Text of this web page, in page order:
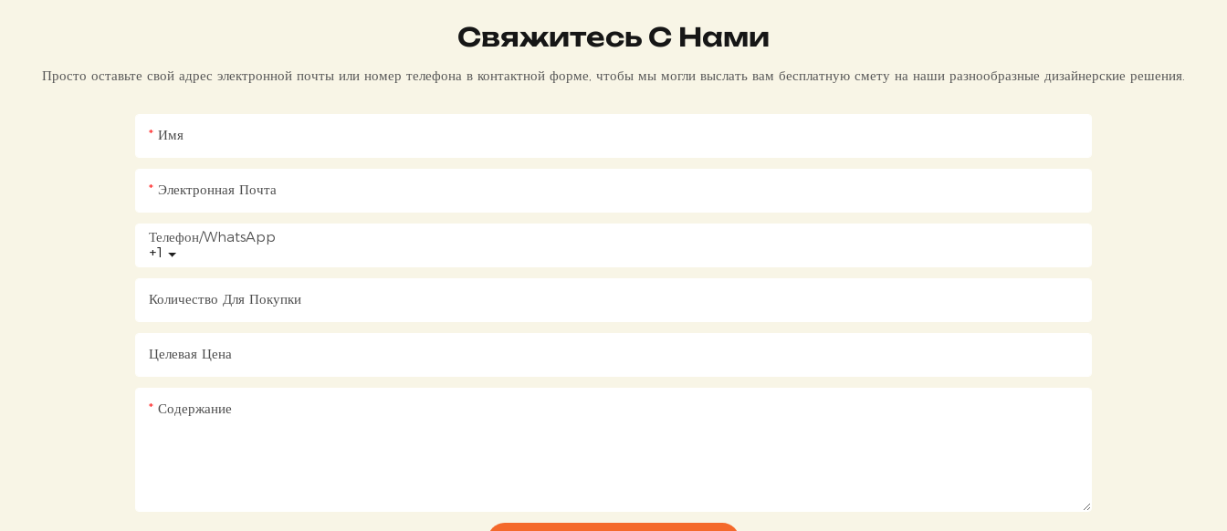
Свяжитесь С Нами
Просто оставьте свой адрес электронной почты или номер телефона в контактной форме, чтобы мы могли выслать вам бесплатную смету на наши разнообразные дизайнерские решения.
Имя
Электронная Почта
+1
Телефон/WhatsApp
Количество Для Покупки
Целевая Цена
Содержание